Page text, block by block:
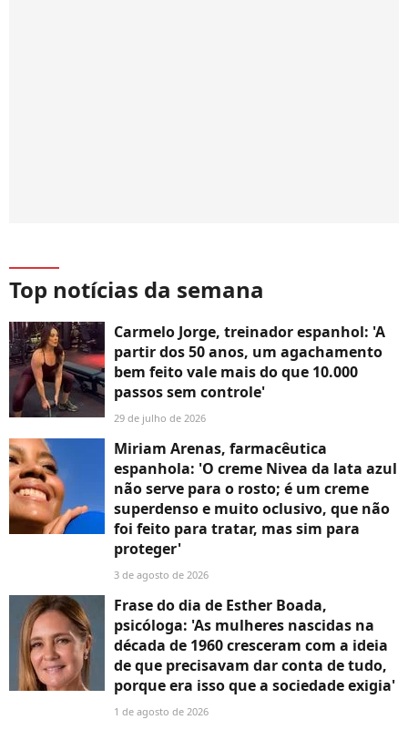
Top notícias da semana
Carmelo Jorge, treinador espanhol: 'A
partir dos 50 anos, um agachamento
bem feito vale mais do que 10.000
passos sem controle'
29 de julho de 2026
Miriam Arenas, farmacêutica
espanhola: 'O creme Nivea da lata azul
não serve para o rosto; é um creme
superdenso e muito oclusivo, que não
foi feito para tratar, mas sim para
proteger'
3 de agosto de 2026
Frase do dia de Esther Boada,
psicóloga: 'As mulheres nascidas na
década de 1960 cresceram com a ideia
de que precisavam dar conta de tudo,
porque era isso que a sociedade exigia'
1 de agosto de 2026